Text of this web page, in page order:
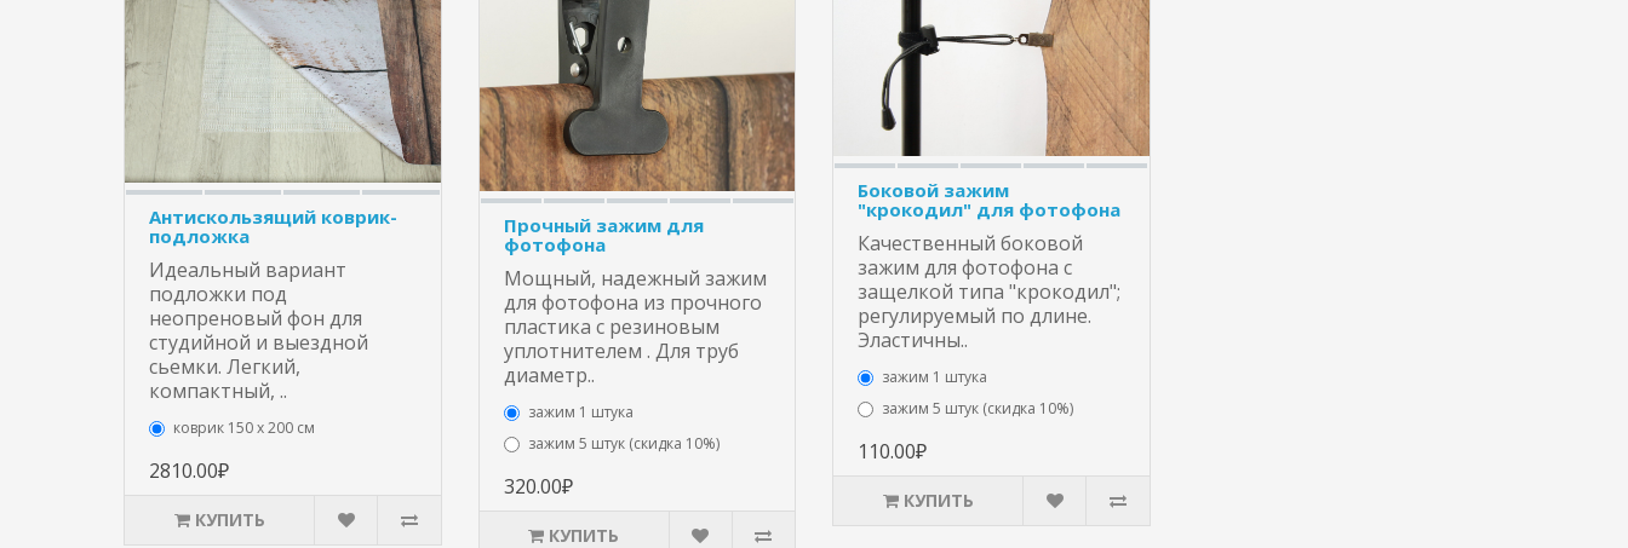
Антискользящий коврик-
подложка
Идеальный вариант
подложки под
неопреновый фон для
студийной и выездной
сьемки. Легкий,
компактный, ..
коврик 150 х 200 см
2810.00₽
КУПИТЬ
Прочный зажим для
фотофона
Мощный, надежный зажим
для фотофона из прочного
пластика с резиновым
уплотнителем . Для труб
диаметр..
зажим 1 штука
зажим 5 штук (скидка 10%)
320.00₽
КУПИТЬ
Боковой зажим
"крокодил" для фотофона
Качественный боковой
зажим для фотофона с
защелкой типа "крокодил";
регулируемый по длине.
Эластичны..
зажим 1 штука
зажим 5 штук (скидка 10%)
110.00₽
КУПИТЬ